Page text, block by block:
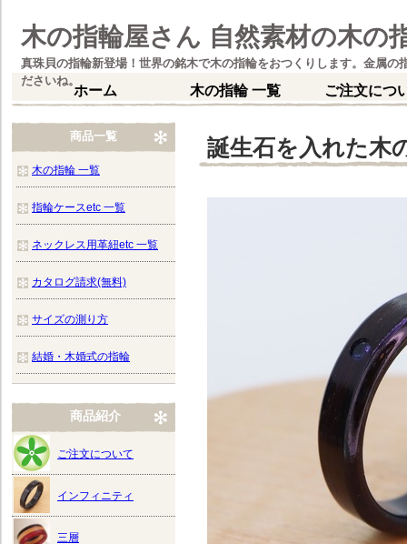
木の指輪屋さん 自然素材の木の
真珠貝の指輪新登場！世界の銘木で木の指輪をおつくりします。金属
ださいね。
ホーム 木の指輪 一覧 ご注文につ
誕生石を入れた木
商品一覧
木の指輪 一覧
指輪ケースetc 一覧
ネックレス用革紐etc 一覧
カタログ請求(無料)
サイズの測り方
結婚・木婚式の指輪
商品紹介
ご注文について
インフィニティ
三層